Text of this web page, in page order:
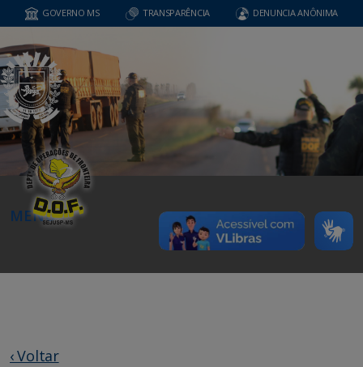
GOVERNO MS TRANSPARÊNCIA DENUNCIA ANÔNIMA
MENU
‹ Voltar